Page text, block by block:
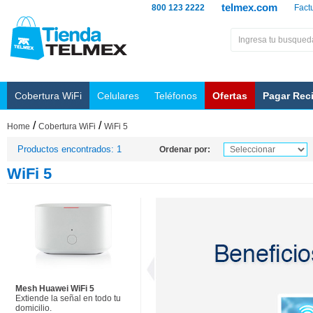
telmex.com
800 123 2222
Cobertura WiFi Celulares Teléfonos Ofertas Pagar
Home / Cobertura WiFi / WiFi 5
Productos encontrados: 1 Ordenar por:
WiFi 5
Mesh Huawei WiFi 5
Extiende la señal en todo tu
domicilio.